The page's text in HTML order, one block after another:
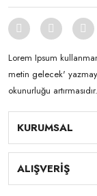
Lorem Ipsum
metin gelecek'
okunurluğu artırmasıdır.
KURUMSAL
ALIŞVERİŞ